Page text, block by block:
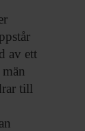
av ett
till